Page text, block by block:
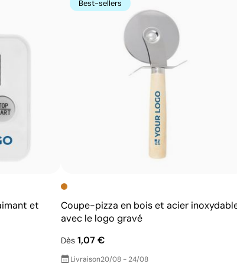
rapport qualité-prix pour les grandes
logos simples sans détails fins
et
Best-sellers
Coupe-pizza en bois et acier
avec le logo gravé
Dès1,07 €
Livraison20/08 - 24/08